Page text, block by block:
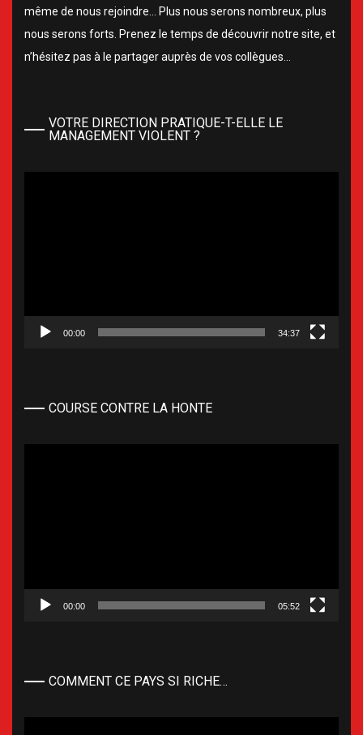
même de nous rejoindre… Plus nous serons nombreux, plus
nous serons forts. Prenez le temps de découvrir notre site, et
n’hésitez pas à le partager auprès de vos collègues…
VOTRE DIRECTION PRATIQUE-T-ELLE LE
MANAGEMENT VIOLENT ?
00:00 34:37
COURSE CONTRE LA HONTE
00:00 05:52
COMMENT CE PAYS SI RICHE…